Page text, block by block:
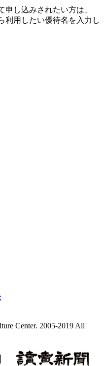
し込みされたい方は、
利用したい優待名を入力し
Center. 2005-2019 All